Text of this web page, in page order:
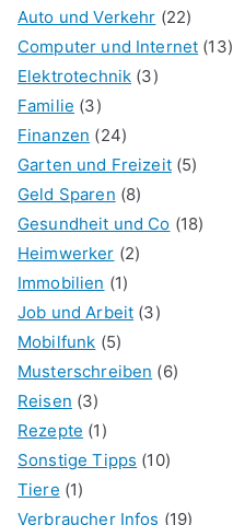
Auto und Verkehr (22)
Computer und Internet (13)
Elektrotechnik (3)
Familie (3)
Finanzen (24)
Garten und Freizeit(5)
Geld Sparen (8)
Gesundheit und Co (18)
Heimwerker (2)
Immobilien (1)
Job und Arbeit (3)
Mobilfunk (5)
Musterschreiben (6)
Reisen (3)
Rezepte (1)
Sonstige Tipps (10)
Tiere (1)
Verbraucher Infos (19)